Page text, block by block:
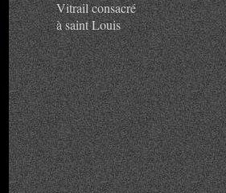
Vitrail consacré
à saint Louis